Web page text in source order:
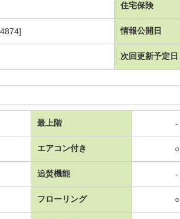
住宅保険
情報公開日
次回更新予定日
最上階 -
エアコン付き ○
追焚機能 -
フローリング ○